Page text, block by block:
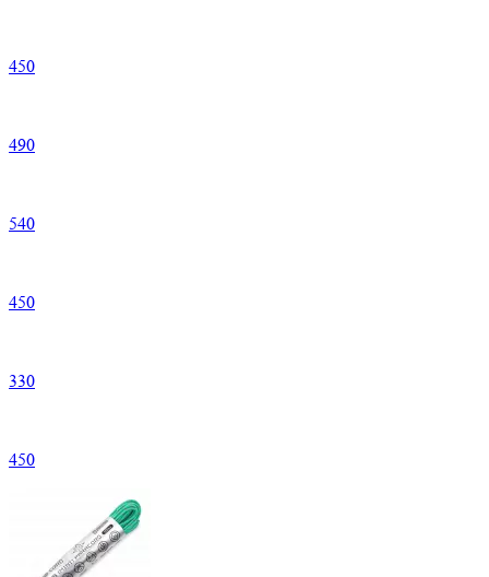
450
490
540
450
330
450